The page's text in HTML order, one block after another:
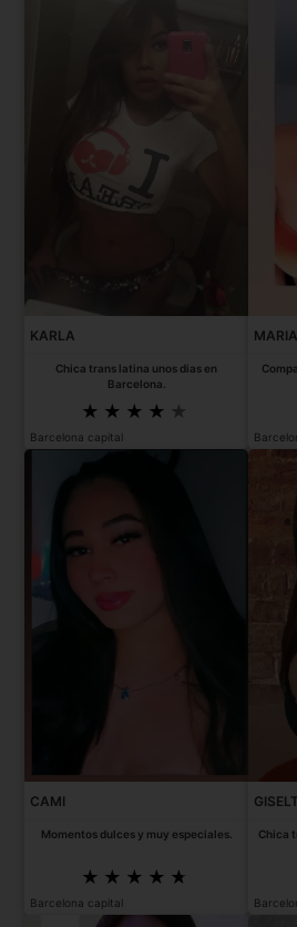
KARLA
Chica trans latina unos dias en
Barcelona.
Barcelona capital
CAMI
Momentos dulces y muy especiales.
Barcelona capital
Chica